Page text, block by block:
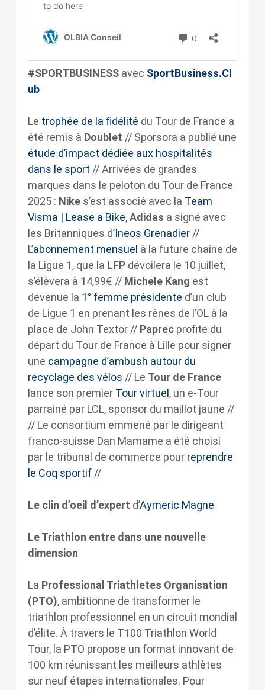
#SPORTBUSINESSavec SportBusiness.Cl
ub
Le trophée de la fidélité du Tour de France a
été remis à Doublet // Sporsora a publié une
étude d’impact dédiée aux hospitalités
dans le sport // Arrivées de grandes
marques dans le peloton du Tour de France
2025 : Nikes’est associé avec la Team
Visma | Lease a Bike,Adidas a signé avec
les Britanniques d’Ineos Grenadier//
L’abonnement mensuel à la future chaîne de
la Ligue 1, que la LFPdévoilera le 10 juillet,
s’élèvera à 14,99€ // Michele Kang est
devenue la 1° femme présidente d’un club
de Ligue 1 en prenant les rênes de l’OL à la
place de John Textor // Paprecprofite du
départ du Tour de France à Lille pour signer
une campagne d’ambush autour du
recyclage des vélos // Le Tour de France
lance son premier Tour virtuel, un e-Tour
parrainé par LCL, sponsor du maillot jaune //
// Le consortium emmené par le dirigeant
franco-suisse Dan Mamame a été choisi
par le tribunal de commerce pour reprendre
le Coq sportif//
Le clin d’oeil d’expert d’Aymeric Magne
Le Triathlon entre dans une nouvelle
dimension
La Professional Triathletes Organisation
(PTO), ambitionne de transformer le
triathlon professionnel en un circuit mondial
d’élite. À travers le T100 Triathlon World
Tour, la PTO propose un format innovant de
100 km réunissant les meilleurs athlètes
sur neuf étapes internationales. Pour